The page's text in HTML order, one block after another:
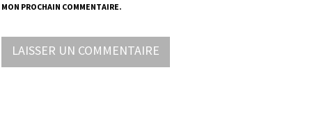
MON PROCHAIN COMMENTAIRE.